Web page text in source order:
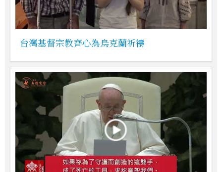
台灣基督宗教齊心為烏克蘭祈禱